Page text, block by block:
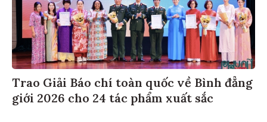
Trao Giải Báo chí toàn quốc về Bình đẳng
giới 2026 cho 24 tác phẩm xuất sắc